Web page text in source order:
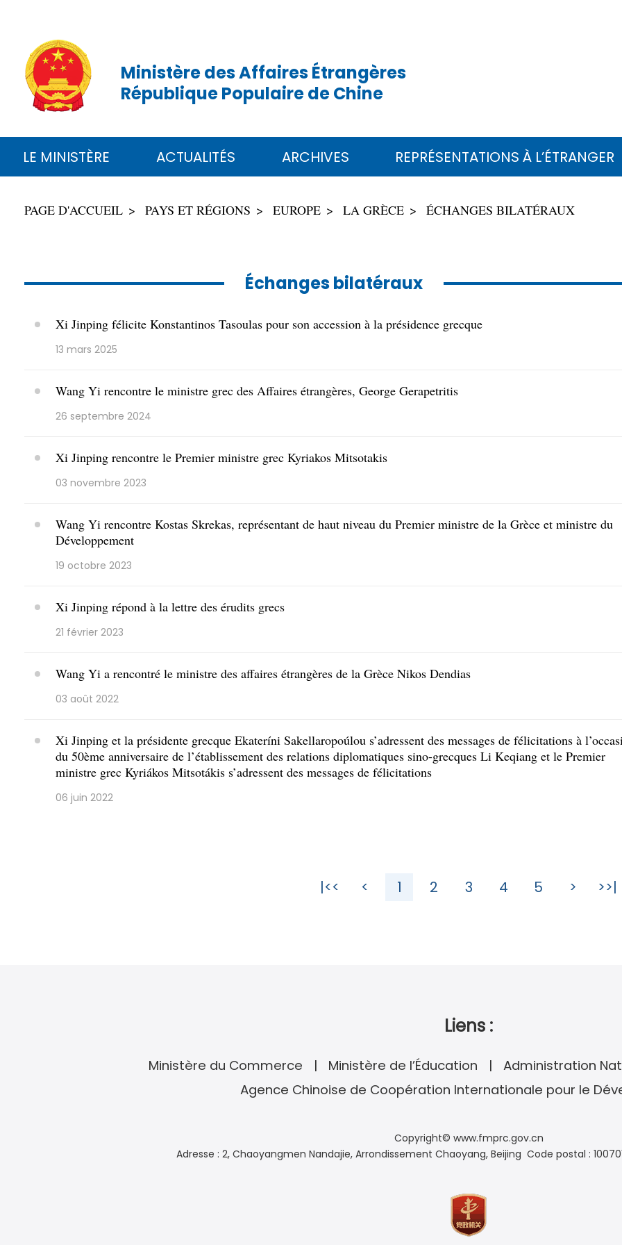
Ministère des Affaires Étrangères
République Populaire de Chine
LE MINISTÈRE ACTUALITÉS ARCHIVES REPRÉSENTATIONS À L’ÉTRANGER
PAGE D'ACCUEIL PAYS ET RÉGIONS EUROPE LA GRÈCE ÉCHANGES BILATÉRAUX
Échanges bilatéraux
Xi Jinping félicite Konstantinos Tasoulas pour son accession à la présidence grecque
13 mars 2025
Wang Yi rencontre le ministre grec des Affaires étrangères, George Gerapetritis
26 septembre 2024
Xi Jinping rencontre le Premier ministre grec Kyriakos Mitsotakis
03 novembre 2023
Wang Yi rencontre Kostas Skrekas, représentant de haut niveau du Premier ministre de la Grèce et ministre du
Développement
19 octobre 2023
Xi Jinping répond à la lettre des érudits grecs
21 février 2023
Wang Yi a rencontré le ministre des affaires étrangères de la Grèce Nikos Dendias ​
03 août 2022
Xi Jinping et la présidente grecque Ekateríni Sakellaropoúlou s’adressent des messages de félicitations à
du 50ème anniversaire de l’établissement des relations diplomatiques sino-grecques Li Keqiang et le Premier
ministre grec Kyriákos Mitsotákis s’adressent des messages de félicitations
06 juin 2022
|<< < 1 2 3 4 5 > >>|
Liens :
Ministère du Commerce Ministère de l’Éducation
Administration
Agence Chinoise de Coopération Internationale pour le
Copyright© www.fmprc.gov.cn
Adresse : 2, Chaoyangmen Nandajie, Arrondissement Chaoyang, Beijing Code postal :